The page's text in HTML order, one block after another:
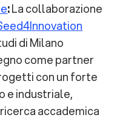
:La collaborazione
di Milano
come partner
con un forte
e industriale,
accademica